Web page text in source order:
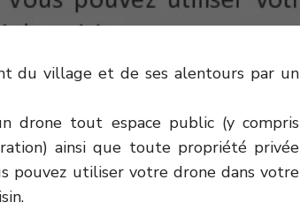
du village et de ses alentours par un
drone tout espace public (y compris
ainsi que toute propriété privée
pouvez utiliser votre drone dans votre